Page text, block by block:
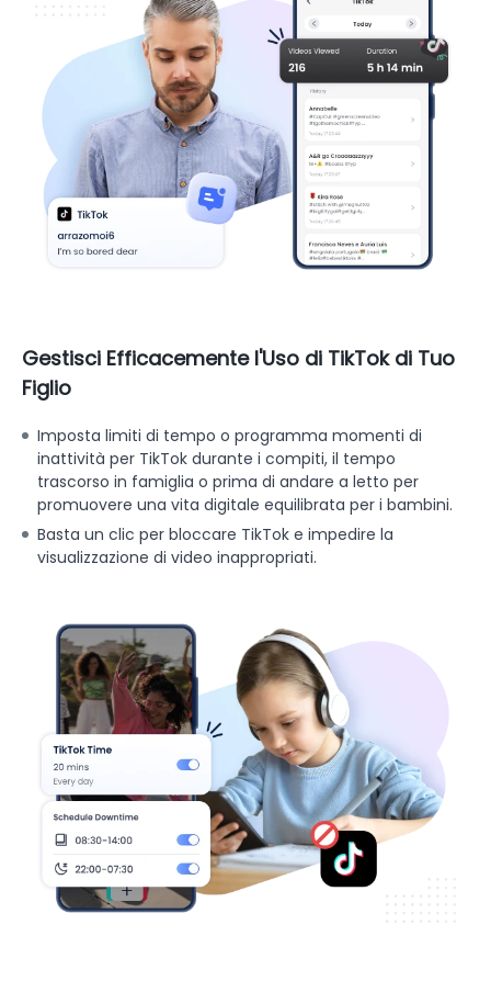
Gestisci Efficacemente l'Uso di TikTok di Tuo
Figlio
Imposta limiti di tempo o programma momenti di
inattività per TikTok durante i compiti, il tempo
trascorso in famiglia o prima di andare a letto per
promuovere una vita digitale equilibrata per i bambini.
Basta un clic per bloccare TikTok e impedire la
visualizzazione di video inappropriati.